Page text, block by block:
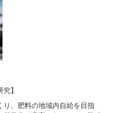
】
、肥料の地域内自給を目指